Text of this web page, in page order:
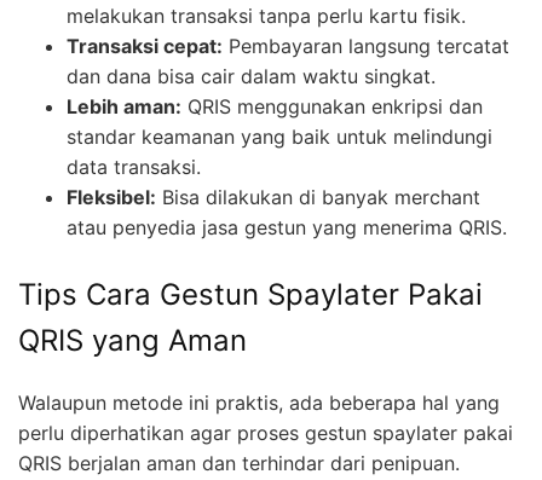
melakukan transaksi tanpa perlu kartu fisik.
Transaksi cepat: Pembayaran langsung tercatat
dan dana bisa cair dalam waktu singkat.
Lebih aman: QRIS menggunakan enkripsi dan
standar keamanan yang baik untuk melindungi
data transaksi.
Fleksibel: Bisa dilakukan di banyak merchant
atau penyedia jasa gestun yang menerima QRIS.
Tips Cara Gestun Spaylater Pakai
QRIS yang Aman
Walaupun metode ini praktis, ada beberapa hal yang
perlu diperhatikan agar proses gestun spaylater pakai
QRIS berjalan aman dan terhindar dari penipuan.